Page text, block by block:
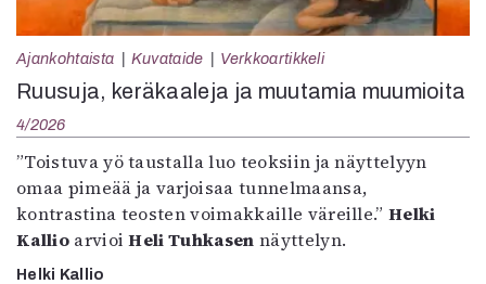
Ajankohtaista Kuvataide Verkkoartikkeli
Ruusuja, keräkaaleja ja muutamia muumioita
4/2026
”Toistuva yö taustalla luo teoksiin ja näyttelyyn
omaa pimeää ja varjoisaa tunnelmaansa,
kontrastina teosten voimakkaille väreille.”Helki
KallioarvioiHeli Tuhkasen näyttelyn.
Helki Kallio